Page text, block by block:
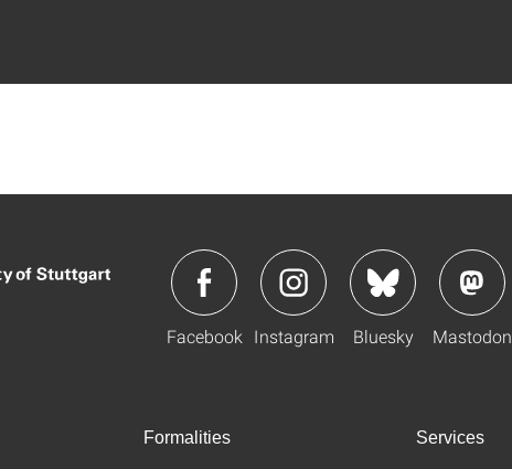
Facebook Instagram Bluesky Mastodon
Formalities Services